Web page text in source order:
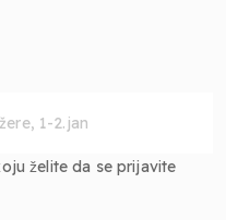
želite da se prijavite